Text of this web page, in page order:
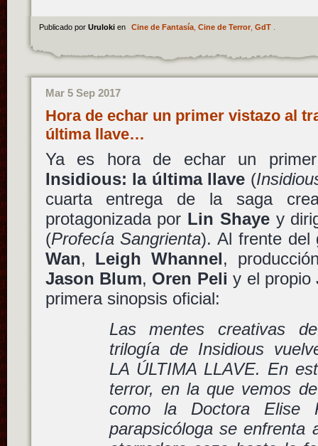
Publicado por Uruloki en Cine de Fantasía, Cine de Terror, GdT.
Mar 5 Sep 2017
Hora de echar un primer vistazo al
última llave…
Ya es hora de echar un
Insidious: la última llave (
cuarta entrega de la saga
protagonizada por Lin Shayey
(Profecía Sangrienta). Al frente del
Wan, Leigh Whannel,
Jason Blum, Oren Peli y el propio
primera sinopsis oficial:
Las mentes creativas
trilogía de Insidious
LA ÚLTIMA LLAVE. En
terror, en la que vemos
como la Doctora Elise
parapsicóloga se enfrenta